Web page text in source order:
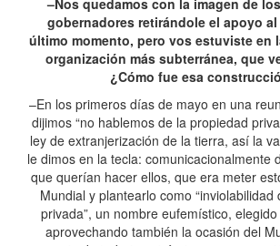
–Nos quedamos con la imagen de
gobernadores retirándole el apoyo
último momento, pero vos estuviste en
organización más subterránea, que
¿Cómo fue esa
–En los primeros días de mayo en una
dijimos “no hablemos de la propiedad
ley de extranjerización de la tierra, así la
le dimos en la tecla: comunicacionalmente
que querían hacer ellos, que era meter
Mundial y plantearlo como “inviolabilidad
privada”, un nombre eufemístico,
aprovechando también la ocasión del